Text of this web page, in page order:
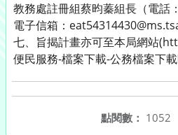
教務處註冊組蔡昀蓁組長（電話
電子信箱：
七、旨揭計畫亦可至本局網站
便民服務-檔案下載-公務檔案下載
點閱數： 1052